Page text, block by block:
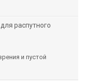
распутного
и пустой